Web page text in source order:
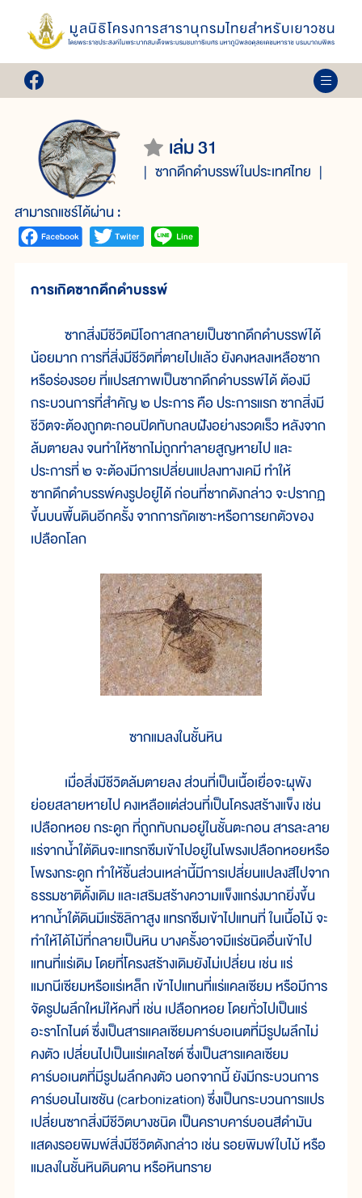
เล่ม 31
ซากดึกดำบรรพ์ในประเทศไทย
สามารถแชร์ได้ผ่าน :
การเกิดซากดึกดำบรรพ์
ซากสิ่งมีชีวิตมีโอกาสกลายเป็นซากดึกดำบรรพ์ได้
น้อยมาก การที่สิ่งมีชีวิตที่ตายไปแล้ว ยังคงหลงเหลือซาก
หรือร่องรอย ที่แปรสภาพเป็นซากดึกดำบรรพ์ได้ ต้องมี
กระบวนการที่สำคัญ ๒ ประการ คือ ประการแรก ซากสิ่งมี
ชีวิตจะต้องถูกตะกอนปิดทับกลบฝังอย่างรวดเร็ว หลังจาก
ล้มตายลง จนทำให้ซากไม่ถูกทำลายสูญหายไป และ
ประการที่ ๒ จะต้องมีการเปลี่ยนแปลงทางเคมี ทำให้
ซากดึกดำบรรพ์คงรูปอยู่ได้ ก่อนที่ซากดังกล่าว จะปรากฏ
ขึ้นบนพื้นดินอีกครั้ง จากการกัดเซาะหรือการยกตัวของ
เปลือกโลก
ซากแมลงในชั้นหิน
เมื่อสิ่งมีชีวิตล้มตายลง ส่วนที่เป็นเนื้อเยื่อจะผุพัง
ย่อยสลายหายไป คงเหลือแต่ส่วนที่เป็นโครงสร้างแข็ง เช่น
เปลือกหอย กระดูก ที่ถูกทับถมอยู่ในชั้นตะกอน สารละลาย
แร่จากน้ำใต้ดินจะแทรกซึมเข้าไปอยู่ในโพรงเปลือกหอยหรือ
โพรงกระดูก ทำให้ชิ้นส่วนเหล่านี้มีการเปลี่ยนแปลงสีไปจาก
ธรรมชาติดั้งเดิม และเสริมสร้างความแข็งแกร่งมากยิ่งขึ้น
หากน้ำใต้ดินมีแร่ซิลิกาสูง แทรกซึมเข้าไปแทนที่ ในเนื้อไม้ จะ
ทำให้ได้ไม้ที่กลายเป็นหิน บางครั้งอาจมีแร่ชนิดอื่นเข้าไป
แทนที่แร่เดิม โดยที่โครงสร้างเดิมยังไม่เปลี่ยน เช่น แร่
แมกนีเซียมหรือแร่เหล็ก เข้าไปแทนที่แร่แคลเซียม หรือมีการ
จัดรูปผลึกใหม่ให้คงที่ เช่น เปลือกหอย โดยทั่วไปเป็นแร่
อะราโกไนต์ ซึ่งเป็นสารแคลเซียมคาร์บอเนตที่มีรูปผลึกไม่
คงตัว เปลี่ยนไปเป็นแร่แคลไซต์ ซึ่งเป็นสารแคลเซียม
คาร์บอเนตที่มีรูปผลึกคงตัว นอกจากนี้ ยังมีกระบวนการ
คาร์บอนไนเซชัน (carbonization) ซึ่งเป็นกระบวนการแปร
เปลี่ยนซากสิ่งมีชีวิตบางชนิด เป็นคราบคาร์บอนสีดำมัน
แสดงรอยพิมพ์สิ่งมีชีวิตดังกล่าว เช่น รอยพิมพ์ใบไม้ หรือ
แมลงในชั้นหินดินดาน หรือหินทราย